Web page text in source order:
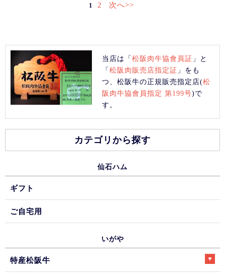
1 2 次へ>>
当店は「松阪肉牛協會員証 」と
「松阪肉販売店指定証 」をも
つ、松阪牛の正規販売指定店(松
阪肉牛協會員指定 第199号)で
す。
カテゴリから探す
仙石ハム
ギフト
ご自宅用
いがや
特産松阪牛